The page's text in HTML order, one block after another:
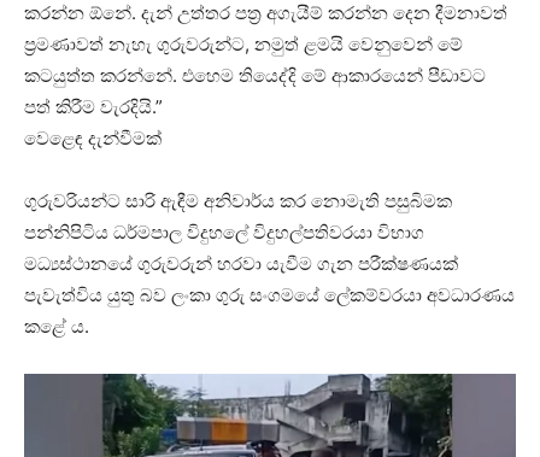
කරන්න ඕනේ. දැන් උත්තර පත්‍ර අගැයීම් කරන්න දෙන දීමනාවත්
ප්‍රමණාවත් නැහැ ගුරුවරුන්ට, නමුත් ළමයි වෙනුවෙන් මේ
කටයුත්ත කරන්නේ. එහෙම තියෙද්දි මේ ආකාරයෙන් පීඩාවට
පත් කිරීම වැරදියි.”
වෙළෙඳ දැන්වීමක්
ගුරුවරියන්ට සාරි ඇඳීම අනිවාර්ය කර නොමැති පසුබිමක
පන්නිපිටිය ධර්මපාල විදුහලේ විදුහල්පතිවරයා විභාග
මධ්‍යස්ථානයේ ගුරුවරුන් හරවා යැවීම ගැන පරීක්ෂණයක්
පැවැත්විය යුතු බව ලංකා ගුරු සංගමයේ ලේකම්වරයා අවධාරණය
කළේ ය.